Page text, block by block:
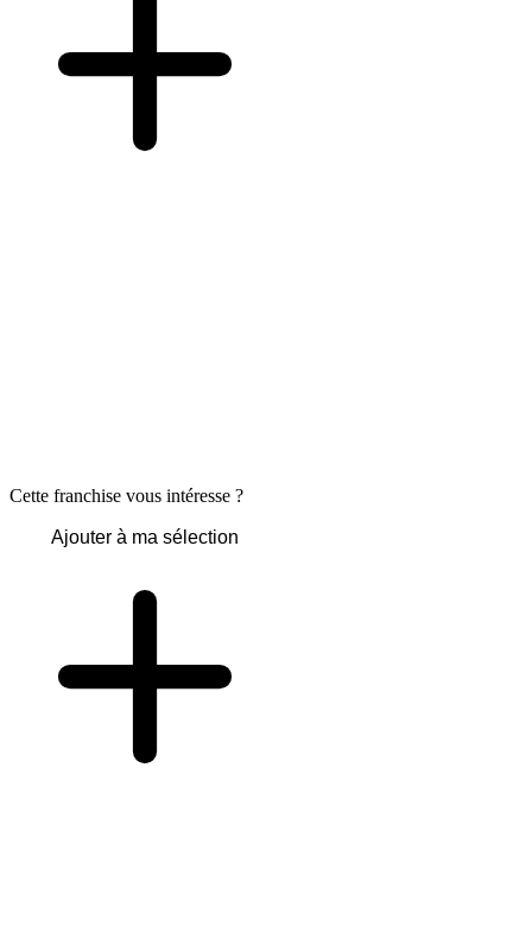
Cette franchise vous intéresse ?
Ajouter à ma sélection